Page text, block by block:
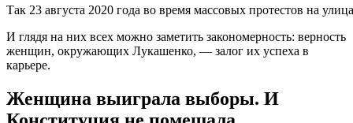
Так 23 августа 2020 года во время массовых протестов на
И глядя на них всех можно заметить закономерность: верность
женщин, окружающих Лукашенко, — залог их успеха в
карьере.
Женщина выиграла выборы. И